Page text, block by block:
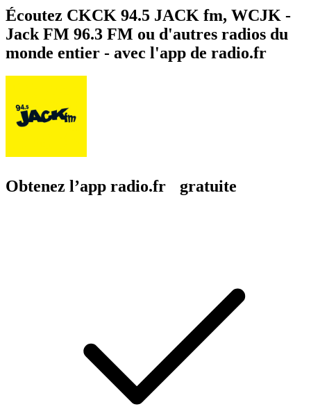
Écoutez CKCK 94.5 JACK fm, WCJK -
Jack FM 96.3 FM ou d'autres radios du
monde entier - avec l'app de radio.fr
Obtenez l’app radio.fr gratuite